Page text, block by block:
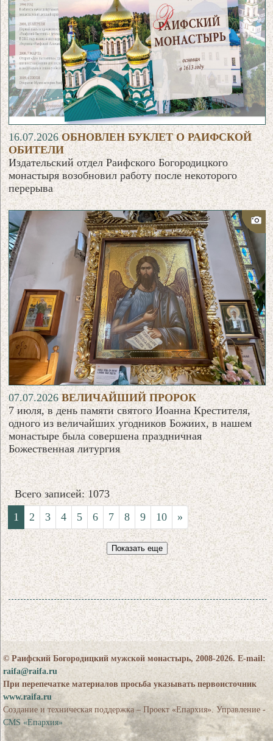
16.07.2026ОБНОВЛЕН БУКЛЕТ О РАИФСКОЙ
ОБИТЕЛИ
Издательский отдел Раифского Богородицкого
монастыря возобновил работу после некоторого
перерыва
07.07.2026ВЕЛИЧАЙШИЙ ПРОРОК
7 июля, в день памяти святого Иоанна Крестителя,
одного из величайших угодников Божиих, в нашем
монастыре была совершена праздничная
Божественная литургия
Всего записей: 1073
1
2 3 4 5 6 7 8 9 10 »
Показать еще
© Раифский Богородицкий мужской монастырь, 2008-2026. E-mail:
raifa@raifa.ru
При перепечатке материалов просьба указывать первоисточник
www.raifa.ru
Создание и техническая поддержка – Проект «Епархия». Управление -
CMS «Епархия»